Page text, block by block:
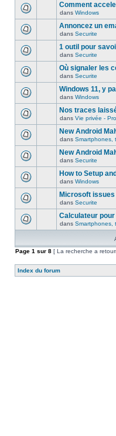
Comment
dans Windows
Annoncez un
dans Securite
1 outil pour
dans Securite
Où signaler les
dans Securite
Windows 11, y
dans Windows
Nos traces
dans Vie privée -
New Android
dans Smartphones,
New Android
dans Securite
How to Setup
dans Windows
Microsoft
dans Securite
Calculateur
dans Smartphones,
Page 1 sur 8 [ La recherche a
Index du forum